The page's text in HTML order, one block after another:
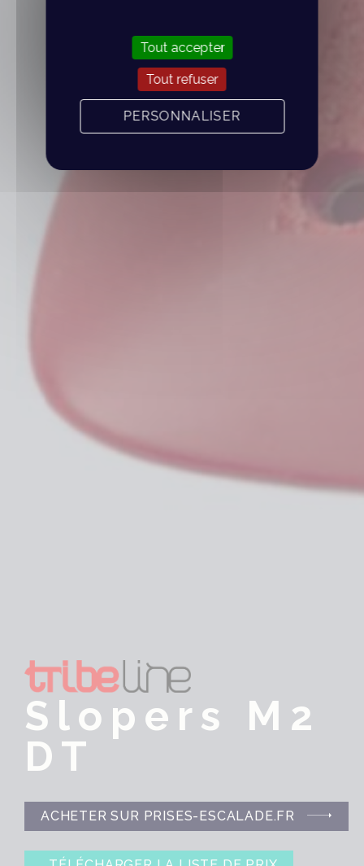
Slopers M2
DT
ACHETER SUR PRISES-ESCALADE.FR
Tout accepter
Tout refuser
PERSONNALISER